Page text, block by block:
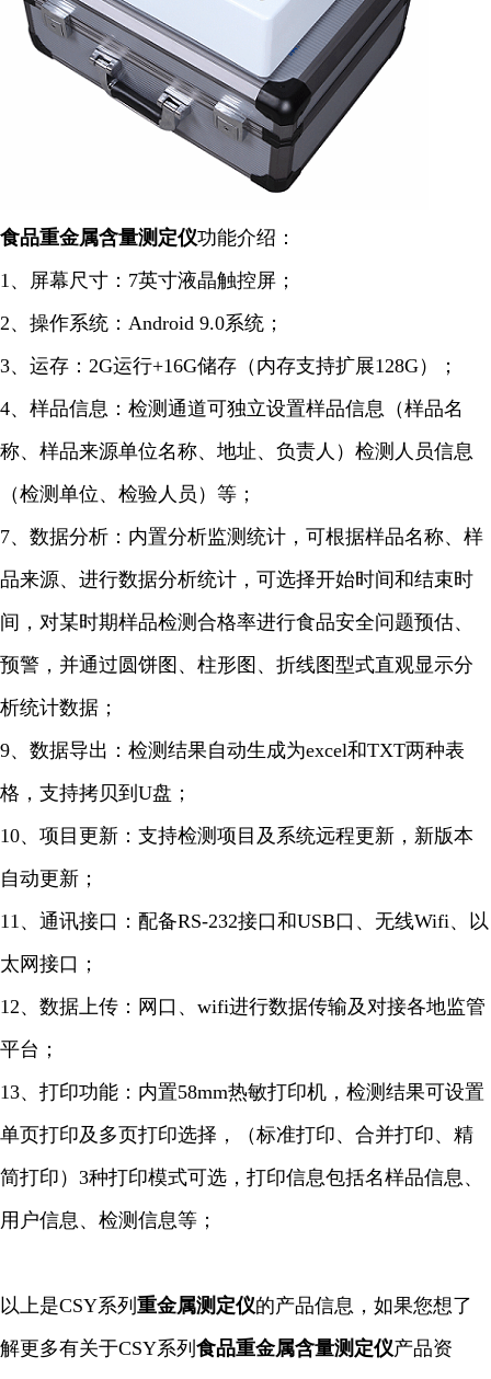
食品重金属含量测定仪功能介绍：
1、屏幕尺寸：7英寸液晶触控屏；
2、操作系统：Android 9.0系统；
3、运存：2G运行+16G储存（内存支持扩展128G）；
4、样品信息：检测通道可独立设置样品信息（样品名
称、样品来源单位名称、地址、负责人）检测人员信息
（检测单位、检验人员）等；
7、数据分析：内置分析监测统计，可根据样品名称、样
品来源、进行数据分析统计，可选择开始时间和结束时
间，对某时期样品检测合格率进行食品安全问题预估、
预警，并通过圆饼图、柱形图、折线图型式直观显示分
析统计数据；
9、数据导出：检测结果自动生成为excel和TXT两种表
格，支持拷贝到U盘；
10、项目更新：支持检测项目及系统远程更新，新版本
自动更新；
11、通讯接口：配备RS-232接口和USB口、无线Wifi、以
太网接口；
12、数据上传：网口、wifi进行数据传输及对接各地监管
平台；
13、打印功能：内置58mm热敏打印机，检测结果可设置
单页打印及多页打印选择，（标准打印、合并打印、精
简打印）3种打印模式可选，打印信息包括名样品信息、
用户信息、检测信息等；
以上是CSY系列 重金属测定仪的产品信息，如果您想了
解更多有关于CSY系列 食品重金属含量测定仪产品资